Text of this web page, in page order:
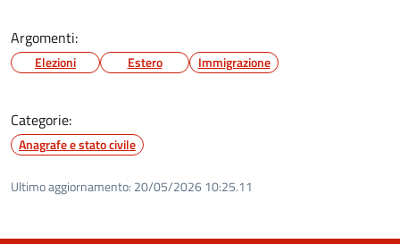
Argomenti:
Elezioni Estero Immigrazione
Categorie:
Anagrafe e stato civile
Ultimo aggiornamento: 20/05/2026 10:25.11